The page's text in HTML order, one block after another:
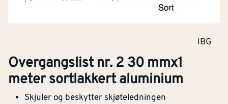
IBG
Overgangslist nr. 2 30 mmx1
meter sortlakkert aluminium
Skjuler og beskytter skjøteledningen
Overgangslist nr.2 30mm x 2 meter rustfri
aluminium